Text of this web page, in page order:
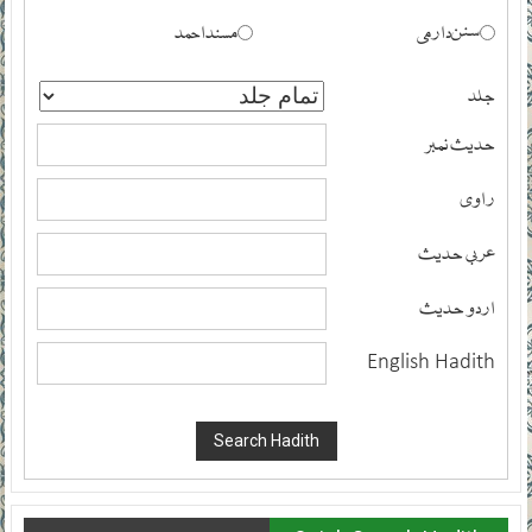
سنن دارمی
مسند احمد
جلد
حدیث نمبر
راوی
عربی حدیث
اردو حدیث
English Hadith